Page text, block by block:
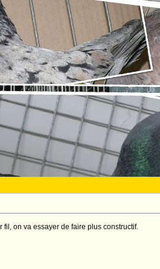
on va essayer de faire plus constructif.